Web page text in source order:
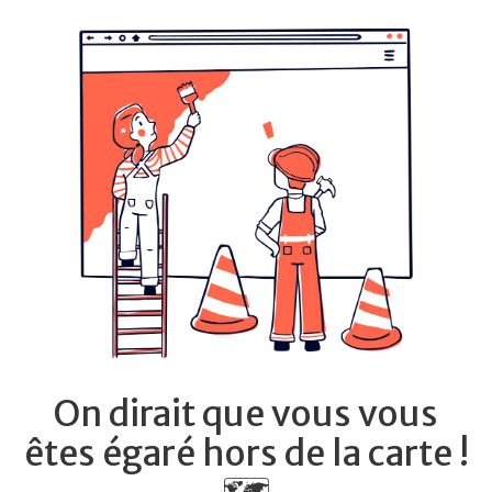
On dirait que vous vous
êtes égaré hors de la carte !